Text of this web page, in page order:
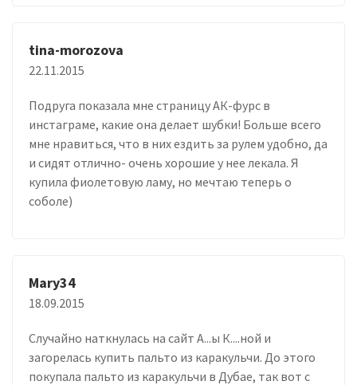
tina-morozova
22.11.2015
Подруга показала мне страницу АК-фурс в
инстаграме, какие она делает шубки! Больше всего
мне нравиться, что в них ездить за рулем удобно, да
и сидят отлично- очень хорошие у нее лекала. Я
купила фиолетовую ламу, но мечтаю теперь о
соболе)
Mary34
18.09.2015
Случайно наткнулась на сайт А...ы К....ной и
загорелась купить пальто из каракульчи. До этого
покупала пальто из каракульчи в Дубае, так вот с